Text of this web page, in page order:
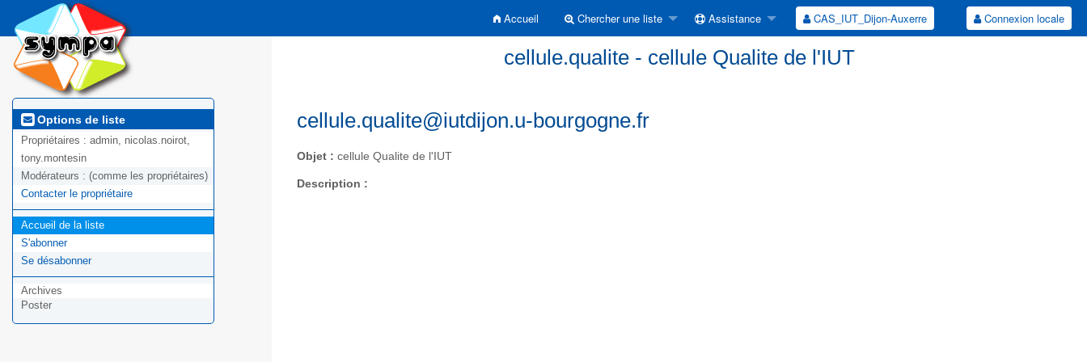
Accueil Chercher une liste Assistance CAS_IUT_Dijon-Auxerre Connexion locale
cellule.qualite - cellule Qualite de l'IUT
Options de liste
Propriétaires : admin, nicolas.noirot,
tony.montesin
Modérateurs : (comme les propriétaires)
Contacter le propriétaire
Accueil de la liste
S'abonner
Se désabonner
Archives
Poster
cellule.qualite@iutdijon.u-bourgogne.fr
Objet : cellule Qualite de l'IUT
Description :